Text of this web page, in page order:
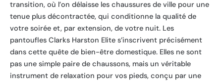
transition, où l’on délaisse les chaussures de ville pour une
tenue plus décontractée, qui conditionne la qualité de
votre soirée et, par extension, de votre nuit. Les
pantoufles Clarks Harston Elite s’inscrivent précisément
dans cette quête de bien-être domestique. Elles ne sont
pas une simple paire de chaussons, mais un véritable
instrument de relaxation pour vos pieds, conçu par une